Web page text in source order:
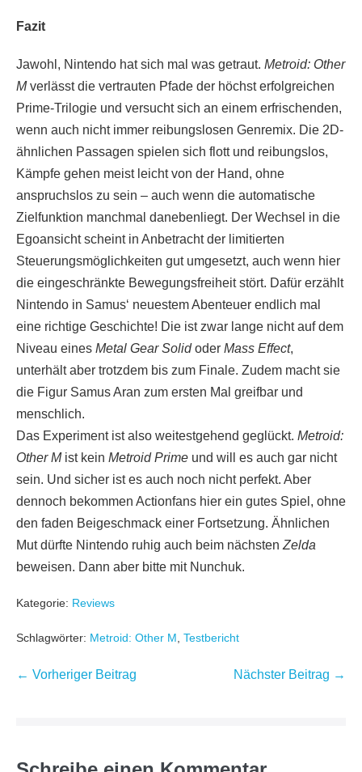
Fazit
Jawohl, Nintendo hat sich mal was getraut. Metroid: Other
Mverlässt die vertrauten Pfade der höchst erfolgreichen
Prime-Trilogie und versucht sich an einem erfrischenden,
wenn auch nicht immer reibungslosen Genremix. Die 2D-
ähnlichen Passagen spielen sich flott und reibungslos,
Kämpfe gehen meist leicht von der Hand, ohne
anspruchslos zu sein – auch wenn die automatische
Zielfunktion manchmal danebenliegt. Der Wechsel in die
Egoansicht scheint in Anbetracht der limitierten
Steuerungsmöglichkeiten gut umgesetzt, auch wenn hier
die eingeschränkte Bewegungsfreiheit stört. Dafür erzählt
Nintendo in Samus‘ neuestem Abenteuer endlich mal
eine richtige Geschichte! Die ist zwar lange nicht auf dem
Niveau eines Metal Gear Solidoder Mass Effect,
unterhält aber trotzdem bis zum Finale. Zudem macht sie
die Figur Samus Aran zum ersten Mal greifbar und
menschlich.
Das Experiment ist also weitestgehend geglückt. Metroid:
Other Mist kein Metroid Prime und will es auch gar nicht
sein. Und sicher ist es auch noch nicht perfekt. Aber
dennoch bekommen Actionfans hier ein gutes Spiel, ohne
den faden Beigeschmack einer Fortsetzung. Ähnlichen
Mut dürfte Nintendo ruhig auch beim nächsten Zelda
beweisen. Dann aber bitte mit Nunchuk.
Kategorie: Reviews
Schlagwörter: Metroid: Other M, Testbericht
Beitragsnavigation
← Vorheriger Beitrag Nächster Beitrag →